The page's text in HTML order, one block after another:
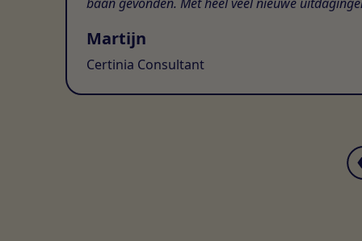
Martijn
Certinia Consultant